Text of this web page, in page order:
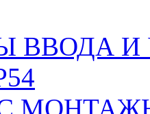
ВВОДА И